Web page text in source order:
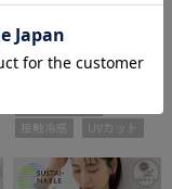
【WEB限定カラー】絶対
焼けたくないUVパーカ
ー/UVカット・接触冷感
¥3,993
接触冷感
UVカット